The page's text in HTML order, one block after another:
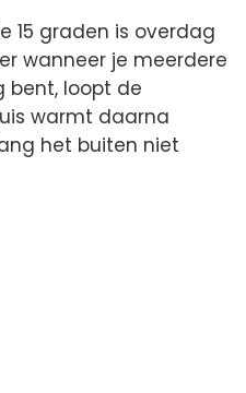
15 graden is overdag
wanneer je meerdere
bent, loopt de
warmt daarna
het buiten niet